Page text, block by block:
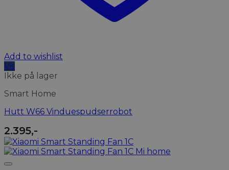
Add to wishlist
Vis
Ikke på lager
Smart Home
Hutt W66 Vinduespudserrobot
2.395,-